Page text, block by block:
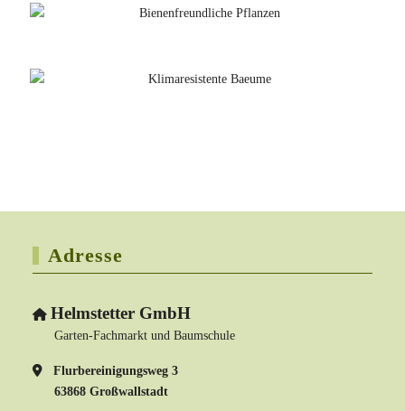
Adresse
Helmstetter GmbH
Garten-Fachmarkt und Baumschule
Flurbereinigungsweg 3
63868 Großwallstadt